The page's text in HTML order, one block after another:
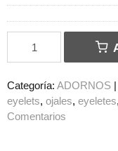
Categoría: ADORNOS
eyelets ojales eyeletes
Comentarios